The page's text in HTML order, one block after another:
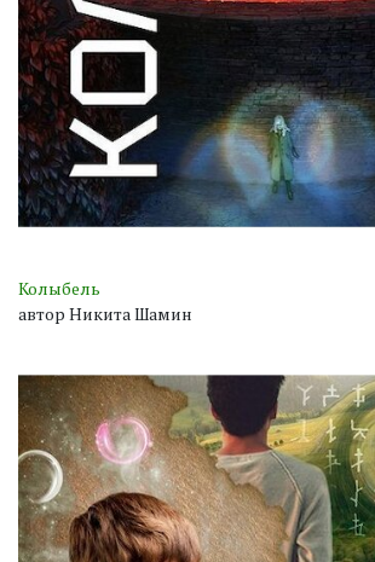
Колыбель
автор Никита Шамин